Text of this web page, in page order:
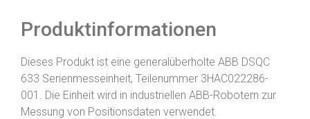
Produktinformationen
Dieses Produkt ist eine generalüberholte ABB DSQC
633 Serienmesseinheit, Teilenummer 3HAC022286-
001. Die Einheit wird in industriellen ABB-Robotern zur
Messung von Positionsdaten verwendet.